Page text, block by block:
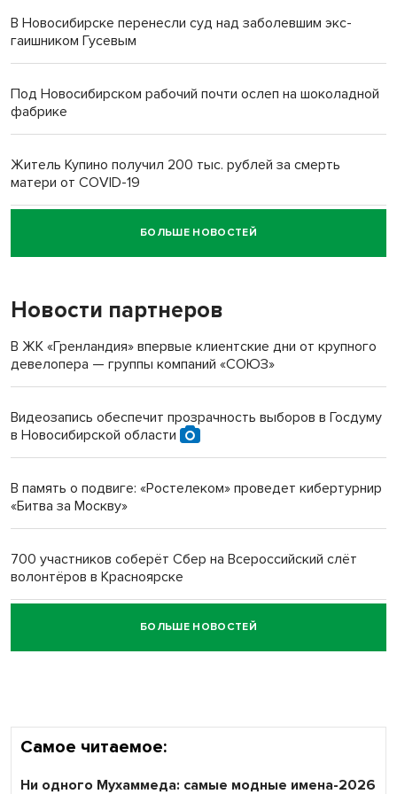
В Новосибирске перенесли суд над заболевшим экс-
гаишником Гусевым
Под Новосибирском рабочий почти ослеп на шоколадной
фабрике
Житель Купино получил 200 тыс. рублей за смерть
матери от COVID-19
Новосибирский суд наказал водителя за смерть
пенсионерки на вокзале
«Мы живём на пастбище!»: в новосибирском селе лошади
терроризируют жителей
Инвалид получил условный срок за избиение врачей
Новосибирский преподаватель с женой вошли в топ-16
Обновлённое отделение ВТБ открылось в Искитиме
БОЛЬШЕ НОВОСТЕЙ
Новости партнеров
В ЖК «Гренландия» впервые клиентские дни от крупного
девелопера — группы компаний «СОЮЗ»
Видеозапись обеспечит прозрачность выборов в Госдуму
в Новосибирской области
В память о подвиге: «Ростелеком» проведет кибертурнир
«Битва за Москву»
700 участников соберёт Сбер на Всероссийский слёт
волонтёров в Красноярске
Честный выбор: видеонаблюдение обеспечит
объективность результатов ЕДГ в Новосибирской
БОЛЬШЕ НОВОСТЕЙ
Самое читаемое:
Ни одного Мухаммеда: самые модные имена-2026